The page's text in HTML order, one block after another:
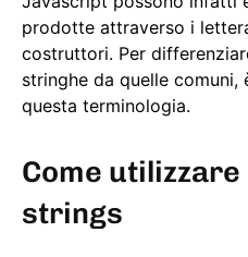
prodotte attraverso i
costruttori. Per
stringhe da quelle comuni,
questa terminologia.
Come
strings